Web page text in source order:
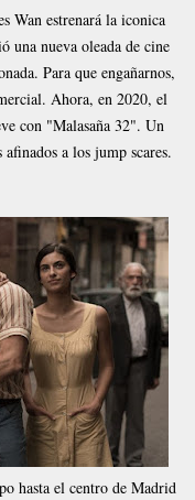
Wan estrenará la iconica
una nueva oleada de cine
Para que engañarnos,
Ahora, en 2020, el
con "Malasaña 32". Un
a los jump scares.
hasta el centro de Madrid